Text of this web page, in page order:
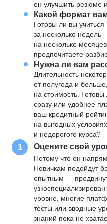
он улучшить резюме
Какой формат
Готовы ли вы учиться
за несколько недель
на несколько
предпочитаете
Нужна ли вам
Длительность
от полугода и
на стоимость. Готовы
сразу или удобнее
ваш кредитный
на выгодных
и недорогого курса?
1 Оцените свой
Потому что он
Новичкам подойдут
опытным —
уровне, многие
тесты или вводные
знаний пока не